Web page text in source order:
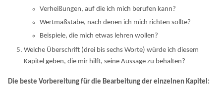
Verheißungen, auf die ich mich berufen kann?
Wertmaßstäbe, nach denen ich mich richten sollte?
Beispiele, die mich etwas lehren wollen?
Welche Überschrift (drei bis sechs Worte) würde ich diesem
Kapitel geben, die mir hilft, seine Aussage zu behalten?
Die beste Vorbereitung für die Bearbeitung der einzelnen Kapitel: